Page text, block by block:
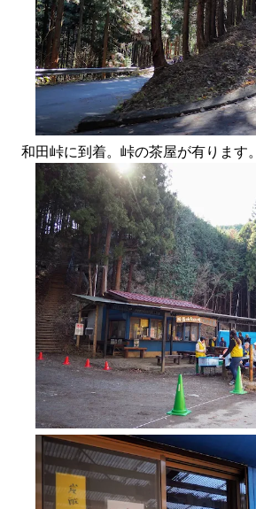
和田峠に到着。峠の茶屋が有ります。